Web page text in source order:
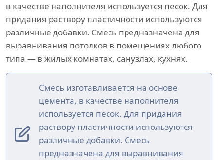
в качестве наполнителя используется песок. Для
придания раствору пластичности используются
различные добавки. Смесь предназначена для
выравнивания потолков в помещениях любого
типа — в жилых комнатах, санузлах, кухнях.
Смесь изготавливается на основе
цемента, в качестве наполнителя
используется песок. Для придания
раствору пластичности используются
различные добавки. Смесь
предназначена для выравнивания